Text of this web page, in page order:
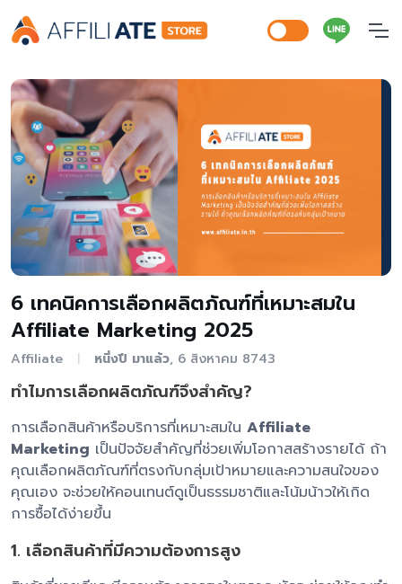
6 เทคนิคการเลือกผลิตภัณฑ์ที่เหมาะสมใน
Affiliate Marketing 2025
Affiliate | หนึ่งปี มาแล้ว, 6 สิงหาคม 8743
ทำไมการเลือกผลิตภัณฑ์จึงสำคัญ?
การเลือกสินค้าหรือบริการที่เหมาะสมใน Affiliate
Marketing เป็นปัจจัยสำคัญที่ช่วยเพิ่มโอกาสสร้างรายได้ ถ้า
คุณเลือกผลิตภัณฑ์ที่ตรงกับกลุ่มเป้าหมายและความสนใจของ
คุณเอง จะช่วยให้คอนเทนต์ดูเป็นธรรมชาติและโน้มน้าวให้เกิด
การซื้อได้ง่ายขึ้น
1. เลือกสินค้าที่มีความต้องการสูง